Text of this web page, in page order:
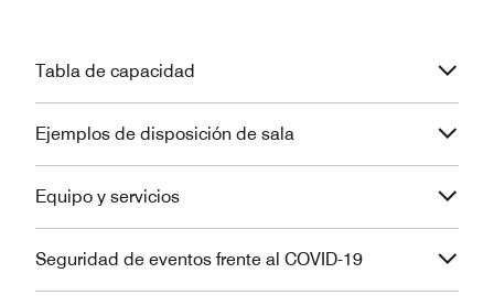
Tabla de capacidad
Ejemplos de disposición de sala
Equipo y servicios
Seguridad de eventos frente al COVID-19